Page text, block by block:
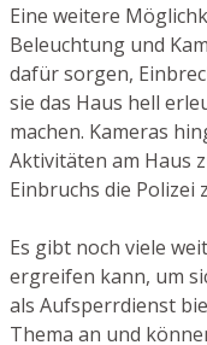
Eine weitere
Beleuchtung und
dafür sorgen,
sie das Haus hell
machen. Kameras
Aktivitäten am Haus
Einbruchs die Polizei
Es gibt noch viele
ergreifen kann, um
als Aufsperrdienst
Thema an und